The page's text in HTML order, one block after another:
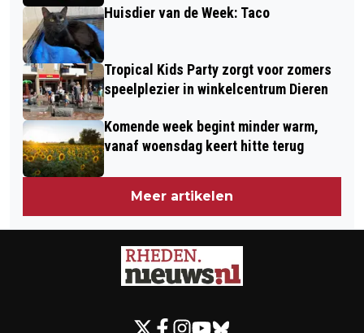
Huisdier van de Week: Taco
Tropical Kids Party zorgt voor zomers
speelplezier in winkelcentrum Dieren
Komende week begint minder warm,
vanaf woensdag keert hitte terug
Meer artikelen